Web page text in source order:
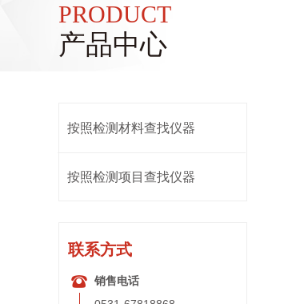
PRODUCT
产品中心
按照检测材料查找仪器
按照检测项目查找仪器
联系方式
销售电话
뀰